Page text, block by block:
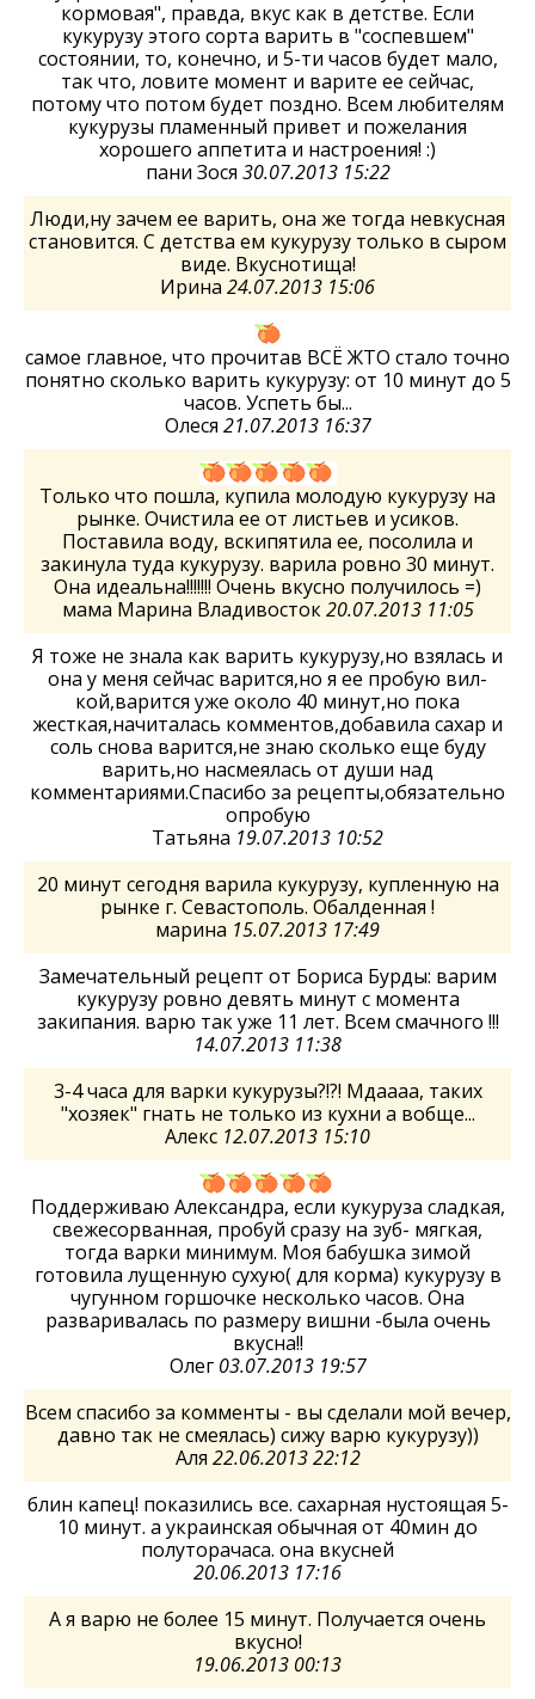
кормовая", правда, вкус как в детстве. Если
кукурузу этого сорта варить в "соспевшем"
состоянии, то, конечно, и 5-ти часов будет мало,
так что, ловите момент и варите ее сейчас,
потому что потом будет поздно. Всем любителям
кукурузы пламенный привет и пожелания
хорошего аппетита и настроения! :)
пани Зося 30.07.2013 15:22
Люди,ну зачем ее варить, она же тогда невкусная
становится. С детства ем кукурузу только в сыром
виде. Вкуснотища!
Ирина 24.07.2013 15:06
самое главное, что прочитав ВСЁ ЖТО стало точно
понятно сколько варить кукурузу: от 10 минут до 5
часов. Успеть бы...
Олеся 21.07.2013 16:37
Только что пошла, купила молодую кукурузу на
рынке. Очистила ее от листьев и усиков.
Поставила воду, вскипятила ее, посолила и
закинула туда кукурузу. варила ровно 30 минут.
Она идеальна!!!!!!! Очень вкусно получилось =)
мама Марина Владивосток20.07.2013 11:05
Я тоже не знала как варить кукурузу,но взялась и
она у меня сейчас варится,но я ее пробую вил-
кой,варится уже около 40 минут,но пока
жесткая,начиталась комментов,добавила сахар и
соль снова варится,не знаю сколько еще буду
варить,но насмеялась от души над
комментариями.Спасибо за рецепты,обязательно
опробую
Татьяна 19.07.2013 10:52
20 минут сегодня варила кукурузу, купленную на
рынке г. Севастополь. Обалденная !
марина 15.07.2013 17:49
Замечательный рецепт от Бориса Бурды: варим
кукурузу ровно девять минут с момента
закипания. варю так уже 11 лет. Всем смачного !!!
14.07.2013 11:38
3-4 часа для варки кукурузы?!?! Мдаааа, таких
"хозяек" гнать не только из кухни а вобще...
Алекс 12.07.2013 15:10
Поддерживаю Александра, если кукуруза сладкая,
свежесорванная, пробуй сразу на зуб- мягкая,
тогда варки минимум. Моя бабушка зимой
готовила лущенную сухую( для корма) кукурузу в
чугунном горшочке несколько часов. Она
разваривалась по размеру вишни -была очень
вкусна!!
Олег 03.07.2013 19:57
Всем спасибо за комменты - вы сделали мой вечер,
давно так не смеялась) сижу варю кукурузу))
Аля 22.06.2013 22:12
блин капец! показились все. сахарная нустоящая 5-
10 минут. а украинская обычная от 40мин до
полуторачаса. она вкусней
20.06.2013 17:16
А я варю не более 15 минут. Получается очень
вкусно!
19.06.2013 00:13